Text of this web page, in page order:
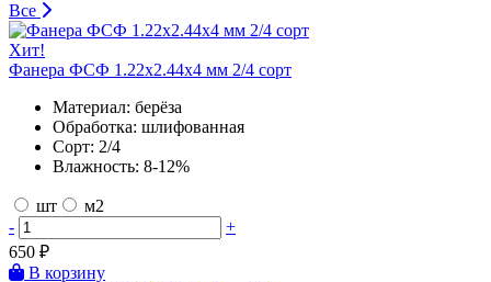
Все
Хит!
Фанера ФСФ 1.22х2.44х4 мм 2/4 сорт
Материал: берёза
Обработка: шлифованная
Сорт: 2/4
Влажность: 8-12%
шт
м2
-
+
650 ₽
В корзину